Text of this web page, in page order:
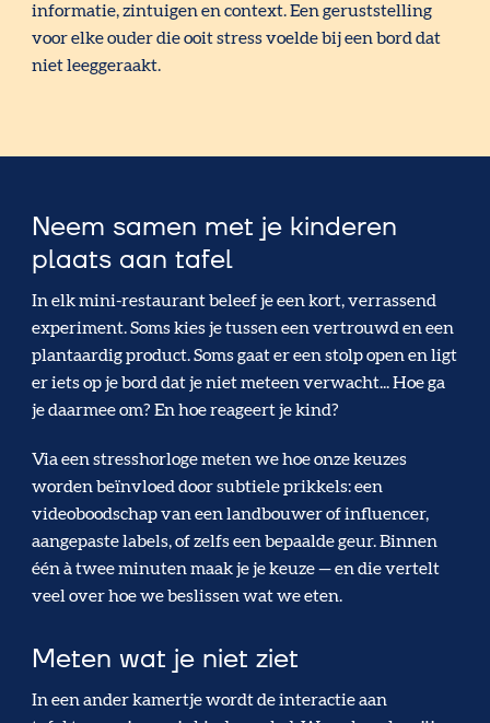
informatie, zintuigen en context. Een geruststelling
voor elke ouder die ooit stress voelde bij een bord dat
niet leeggeraakt.
Neem samen met je kinderen
plaats aan tafel
In elk mini-restaurant beleef je een kort, verrassend
experiment. Soms kies je tussen een vertrouwd en een
plantaardig product. Soms gaat er een stolp open en ligt
er iets op je bord dat je niet meteen verwacht... Hoe ga
je daarmee om? En hoe reageert je kind?
Via een stresshorloge meten we hoe onze keuzes
worden beïnvloed door subtiele prikkels: een
videoboodschap van een landbouwer of influencer,
aangepaste labels, of zelfs een bepaalde geur. Binnen
één à twee minuten maak je je keuze — en die vertelt
veel over hoe we beslissen wat we eten.
Meten wat je niet ziet
In een ander kamertje wordt de interactie aan